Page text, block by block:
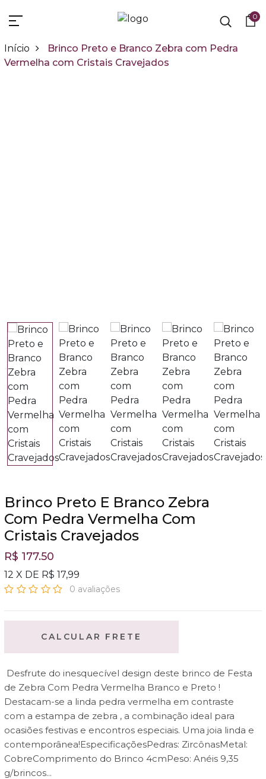
0
Início
Brinco Preto e Branco Zebra com Pedra
Vermelha com Cristais Cravejados
Brinco Preto E Branco Zebra
Com Pedra Vermelha Com
Cristais Cravejados
R$ 177.50
12 X DE R$ 17,99
0 avaliações
CALCULAR FRETE
Desfrute do inesquecível design deste brinco de Festa
de Zebra Com Pedra Vermelha Branco e Preto !
Destacam-se a linda pedra vermelha em contraste
com a estampa de zebra , a combinação ideal para
ocasiões festivas e encontros especiais. Uma joia linda e
contemporânea!EspecificaçõesPedras: ZircônasMetal:
CobreComprimento do Brinco 4cmPeso: Anéis 9,35
g/brincos...